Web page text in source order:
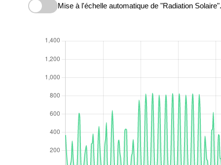
Mise à l'échelle automatique de "Radiation Solaire".